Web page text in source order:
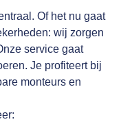
Of het nu gaat
wij zorgen
service gaat
Je profiteert bij
monteurs en